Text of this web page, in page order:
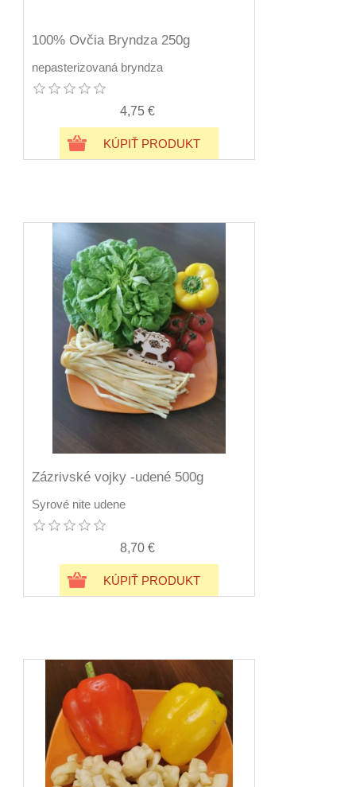
100% Ovčia Bryndza 250g
nepasterizovaná bryndza
4,75 €
KÚPIŤ PRODUKT
Zázrivské vojky -udené 500g
Syrové nite udene
8,70 €
KÚPIŤ PRODUKT